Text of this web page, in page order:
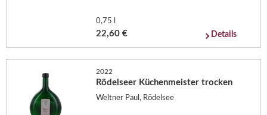
0,75 l
22,60 € Details
2022
Rödelseer Küchenmeister trocken
Weltner Paul, Rödelsee